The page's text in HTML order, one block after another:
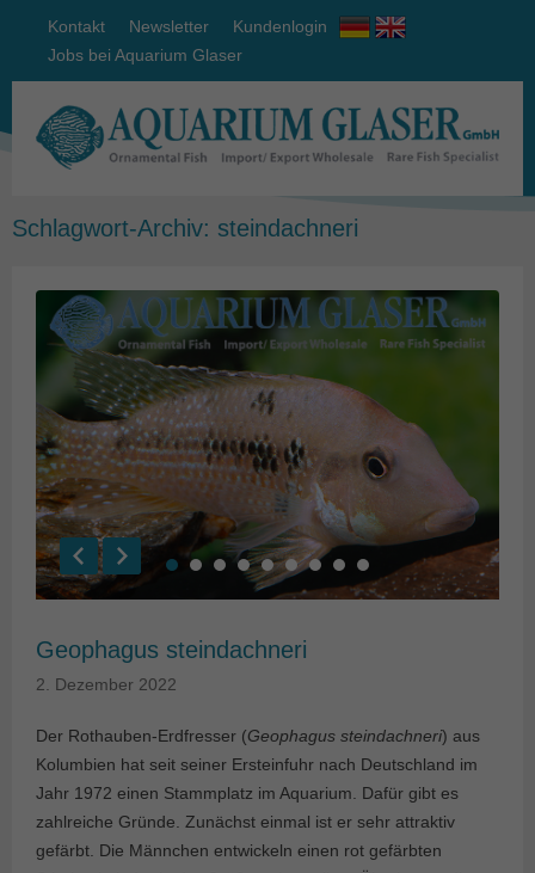
Kontakt Newsletter
Kundenlogin
Jobs bei Aquarium Glaser
Schlagwort-Archiv: steindachneri
Geophagus steindachneri
2. Dezember 2022
Der Rothauben-Erdfresser (Geophagus steindachneri) aus
Kolumbien hat seit seiner Ersteinfuhr nach Deutschland im
Jahr 1972 einen Stammplatz im Aquarium. Dafür gibt es
zahlreiche Gründe. Zunächst einmal ist er sehr attraktiv
gefärbt. Die Männchen entwickeln einen rot gefärbten